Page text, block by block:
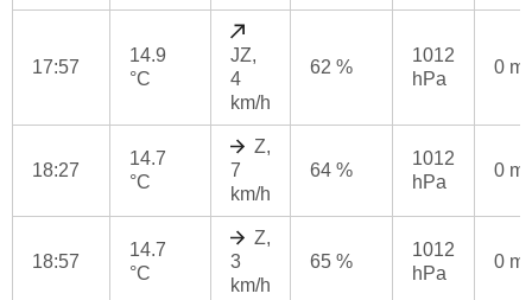
17:57
14.9
°C
JZ,
4
km/h
62 %
1012
hPa
0
18:27
14.7
°C
Z,
7
km/h
64 %
1012
hPa
0
18:57
14.7
°C
Z,
3
km/h
65 %
1012
hPa
0